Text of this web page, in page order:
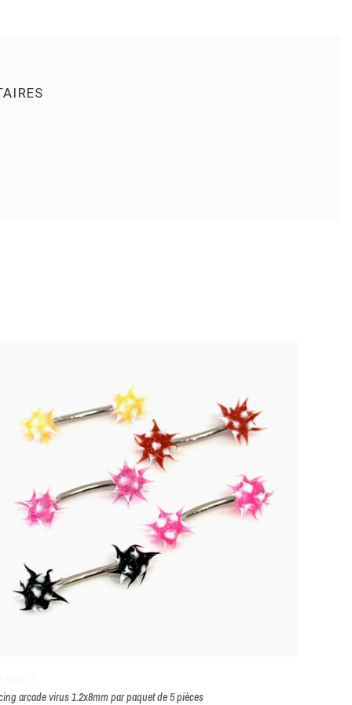
arcade virus 1.2x8mm par paquet de 5 pièces